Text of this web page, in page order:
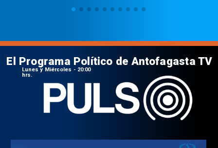
El Programa Político de Antofagasta TV
Lunes y Miércoles - 20:00
hrs.